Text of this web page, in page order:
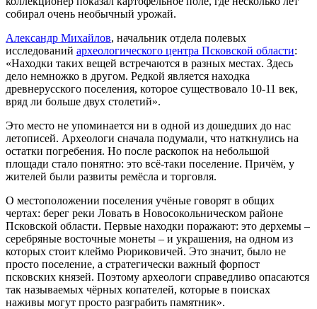
собирал очень необычный урожай.
Александр Михайлов, начальник отдела полевых
исследований археологического центра Псковской области:
«Находки таких вещей встречаются в разных местах. Здесь
дело немножко в другом. Редкой является находка
древнерусского поселения, которое существовало 10-11 век,
вряд ли больше двух столетий».
Это место не упоминается ни в одной из дошедших до нас
летописей. Археологи сначала подумали, что наткнулись на
остатки погребения. Но после раскопок на небольшой
площади стало понятно: это всё-таки поселение. Причём, у
жителей были развиты ремёсла и торговля.
О местоположении поселения учёные говорят в общих
чертах: берег реки Ловать в Новосокольническом районе
Псковской области. Первые находки поражают: это дерхемы –
серебряные восточные монеты – и украшения, на одном из
которых стоит клеймо Рюриковичей. Это значит, было не
просто поселение, а стратегически важный форпост
псковских князей. Поэтому археологи справедливо опасаются
так называемых чёрных копателей, которые в поисках
наживы могут просто разграбить памятник».